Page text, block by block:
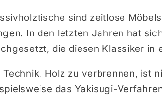
sind zeitlose
In den letzten Jahren hat
die diesen Klassiker in
Technik, Holz zu verbrennen, ist
das Yakisugi-